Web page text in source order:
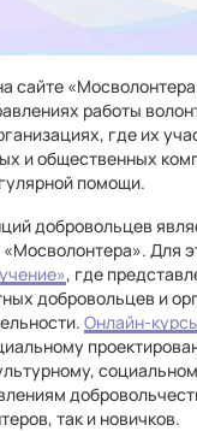
сайте
работы
где их
и общественных
помощи.
добровольцев
Для
, где
добровольцев и
Онлайн-
так и новичков.